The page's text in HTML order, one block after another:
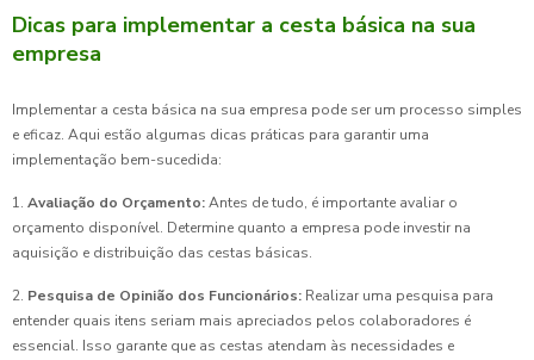
Dicas para implementar a cesta básica na sua
empresa
Implementar a cesta básica na sua empresa pode ser um processo simples
e eficaz. Aqui estão algumas dicas práticas para garantir uma
implementação bem-sucedida:
1. Avaliação do Orçamento:Antes de tudo, é importante avaliar o
orçamento disponível. Determine quanto a empresa pode investir na
aquisição e distribuição das cestas básicas.
2. Pesquisa de Opinião dos Funcionários: Realizar uma pesquisa para
entender quais itens seriam mais apreciados pelos colaboradores é
essencial. Isso garante que as cestas atendam às necessidades e